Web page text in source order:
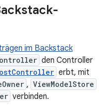
im Backstack
den Controller
erbt, mit
, ViewModelStore
verbinden.